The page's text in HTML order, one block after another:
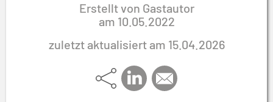
Erstellt von Gastautor
am 10.05.2022
zuletzt aktualisiert am 15.04.2026